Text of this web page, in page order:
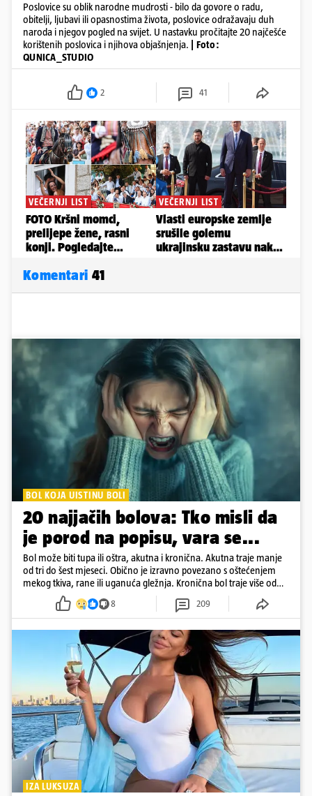
Poslovice su oblik narodne mudrosti - bilo da govore o radu,
obitelji, ljubavi ili opasnostima života, poslovice odražavaju duh
naroda i njegov pogled na svijet. U nastavku pročitajte 20 najčešće
korištenih poslovica i njihova objašnjenja.
| Foto:
QUNICA_STUDIO
2 41
Komentari 41
BOL KOJA UISTINU BOLI
20 najjačih bolova: Tko misli da
je porod na popisu, vara se...
Bol može biti tupa ili oštra, akutna i kronična. Akutna traje manje
od tri do šest mjeseci. Obično je izravno povezano s oštećenjem
mekog tkiva, rane ili uganuća gležnja. Kronična bol traje više od
šest mjeseci
8 209
IZA LUKSUZA